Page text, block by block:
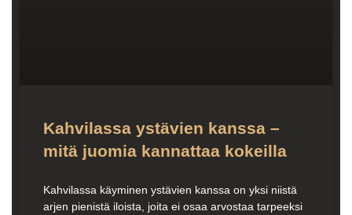
Kahvilassa ystävien kanssa –
mitä juomia kannattaa kokeilla
Kahvilassa käyminen ystävien kanssa on yksi niistä
arjen pienistä iloista, joita ei osaa arvostaa tarpeeksi